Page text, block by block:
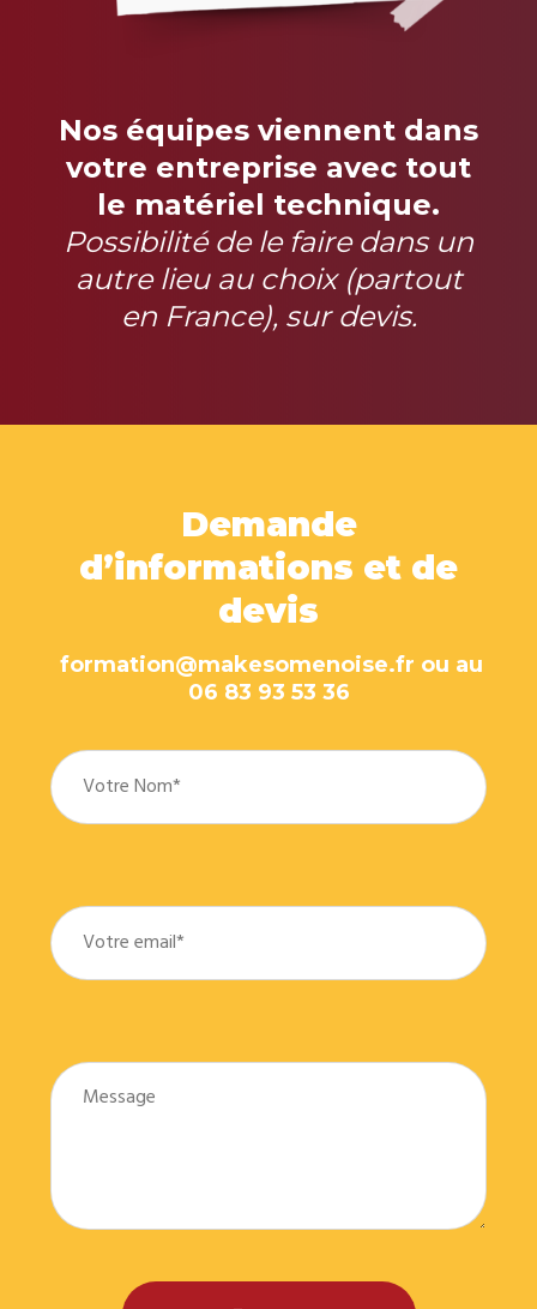
Nos équipes viennent dans
votre entreprise avec tout
le matériel technique.
Possibilité de le faire dans un
autre lieu au choix (partout
en France), sur devis.
Demande
d’informations et de
devis
formation@makesomenoise.fr ou au
06 83 93 53 36